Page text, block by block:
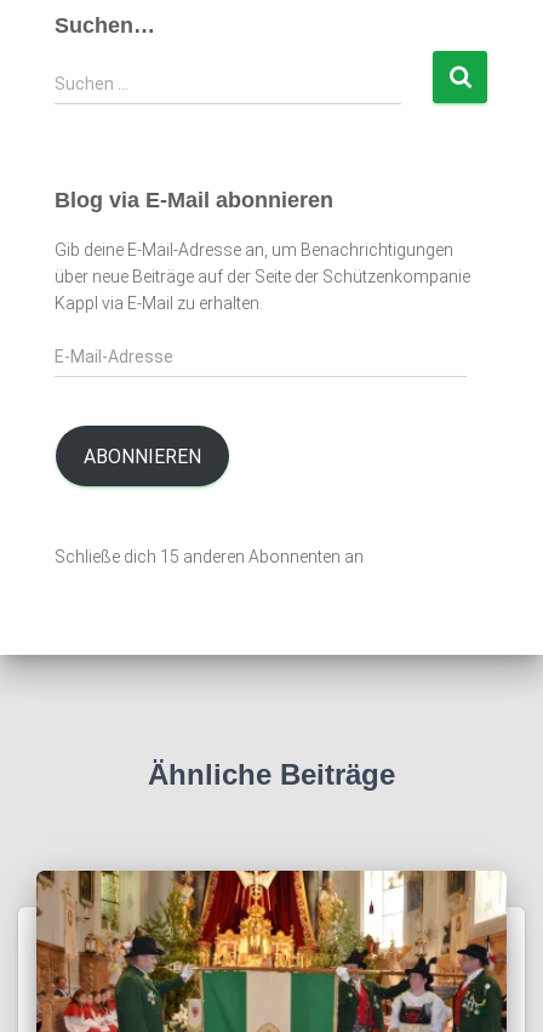
Suchen…
S
u
n
a
c
h
Suchen …
Blog via E-Mail abonnieren
Gib deine E-Mail-Adresse an, um Benachrichtigungen
über neue Beiträge auf der Seite der Schützenkompanie
Kappl via E-Mail zu erhalten.
E
-
i
d
s
ABONNIEREN
Schließe dich 15 anderen Abonnenten an
Ähnliche Beiträge